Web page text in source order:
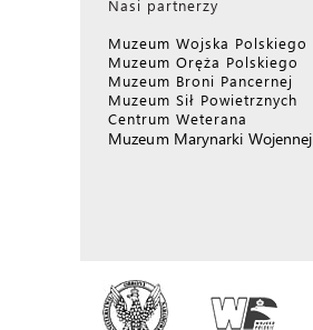
Nasi partnerzy
Muzeum Wojska Polskiego
Muzeum Oręża Polskiego
Muzeum Broni Pancernej
Muzeum Sił Powietrznych
Centrum Weterana
Muzeum Marynarki Wojennej